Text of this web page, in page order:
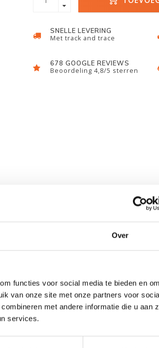
Over
functies voor social media te bieden en
van onze site met onze partners voor
met andere informatie die u aan
services.
SNELLE LEVERING
Met track and trace
678 GOOGLE REVIEWS
Beoordeling 4,8/5 sterren
van gecoat 1.5 mm CR limestone